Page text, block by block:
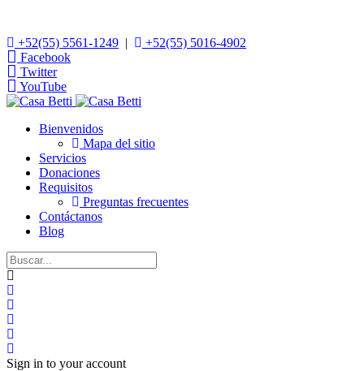
+52(55) 5561-1249 |
+52(55) 5016-4902
Facebook
Twitter
YouTube
Bienvenidos
Mapa del sitio
Servicios
Donaciones
Requisitos
Preguntas frecuentes
Contáctanos
Blog
Sign in to your account